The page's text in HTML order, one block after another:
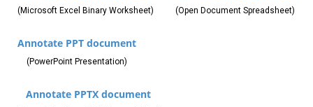
(Microsoft Excel Binary Worksheet) (Open Document Spreadsheet)
Annotate PPT document
(PowerPoint Presentation)
Annotate PPTX document